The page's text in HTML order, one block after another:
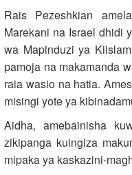
Rais Pezeshkian
Marekani na Israel dhidi
wa Mapinduzi ya
pamoja na makamanda
raia wasio na hatia.
misingi yote ya
Aidha, amebainisha
zikipanga kuingiza
mipaka ya kaskazini-